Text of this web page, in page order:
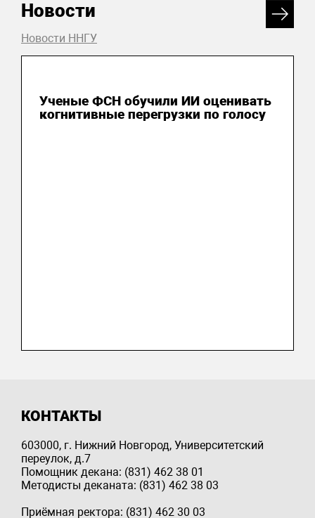
Новости
Новости ННГУ
Ученые ФСН обучили ИИ оценивать
когнитивные перегрузки по голосу
КОНТАКТЫ
603000, г. Нижний Новгород, Университетский
переулок, д.7
Помощник декана: (831) 462 38 01
Методисты деканата: (831) 462 38 03
Приёмная ректора: (831) 462 30 03